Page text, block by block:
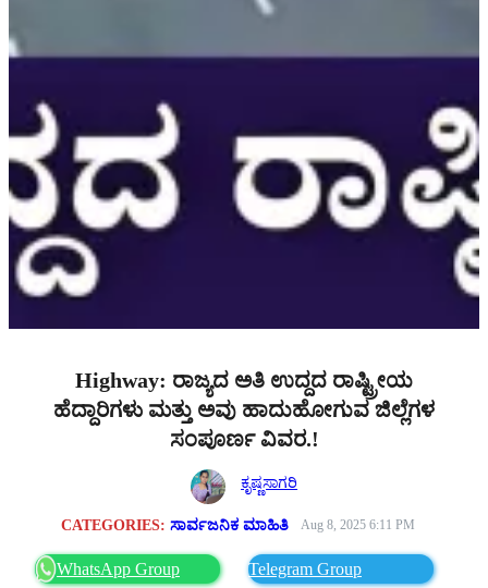
Highway: ರಾಜ್ಯದ ಅತಿ ಉದ್ದದ ರಾಷ್ಟ್ರೀಯ
ಹೆದ್ದಾರಿಗಳು ಮತ್ತು ಅವು ಹಾದುಹೋಗುವ ಜಿಲ್ಲೆಗಳ
ಸಂಪೂರ್ಣ ವಿವರ.!
ಕೃಷ್ಣಸಾಗರಿ
CATEGORIES:ಸಾರ್ವಜನಿಕ ಮಾಹಿತಿ Aug 8, 2025 6:11 PM
WhatsApp Group Telegram Group